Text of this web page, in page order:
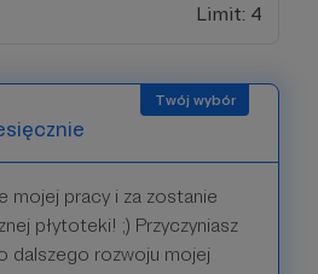
Limit: 4
mojej pracy i za zostanie
płytoteki! ;) Przyczyniasz
dalszego rozwoju mojej